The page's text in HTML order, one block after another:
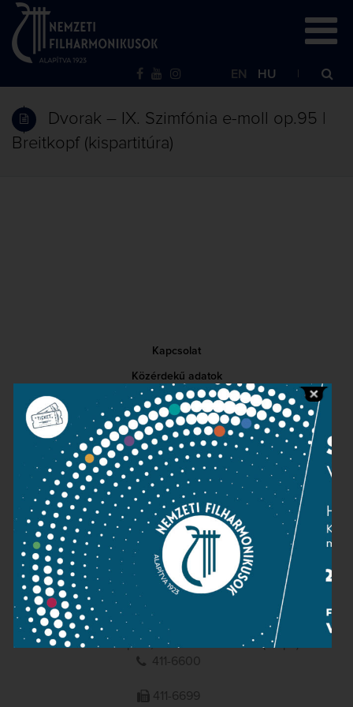
EN HU
Dvorak – IX. Szimfónia e-moll op.95 |
Breitkopf (kispartitúra)
Kapcsolat
Közérdekű adatok
Sajtószoba
Adatvédelem
Impresszum
NEMZETI
FILHARMONIKUSOK
1095 Budapest, Komor Marcell u. 1. (Müpa)
411-6600
411-6699